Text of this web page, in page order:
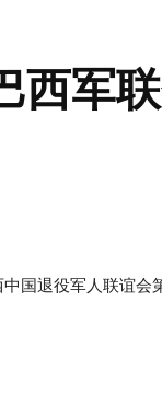
西军
国退役军人联谊